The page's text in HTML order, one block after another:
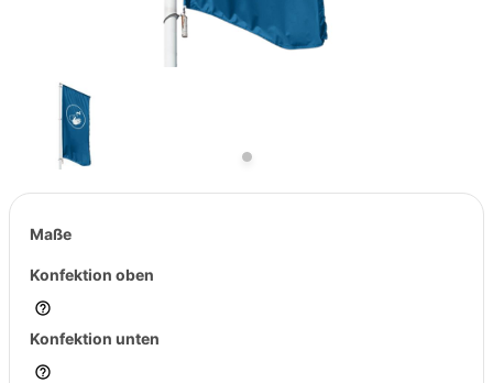
Maße
Konfektion oben
Konfektion unten